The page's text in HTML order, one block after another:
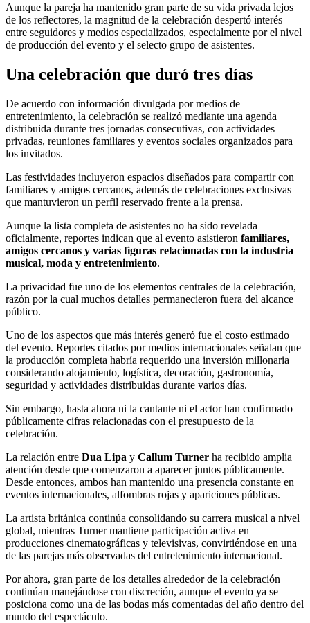
Aunque la pareja ha mantenido gran parte de su vida privada lejos
de los reflectores, la magnitud de la celebración despertó interés
entre seguidores y medios especializados, especialmente por el nivel
de producción del evento y el selecto grupo de asistentes.
Una celebración que duró tres días
De acuerdo con información divulgada por medios de
entretenimiento, la celebración se realizó mediante una agenda
distribuida durante tres jornadas consecutivas, con actividades
privadas, reuniones familiares y eventos sociales organizados para
los invitados.
Las festividades incluyeron espacios diseñados para compartir con
familiares y amigos cercanos, además de celebraciones exclusivas
que mantuvieron un perfil reservado frente a la prensa.
Aunque la lista completa de asistentes no ha sido revelada
oficialmente, reportes indican que al evento asistieron familiares,
amigos cercanos y varias figuras relacionadas con la industria
musical, moda y entretenimiento.
La privacidad fue uno de los elementos centrales de la celebración,
razón por la cual muchos detalles permanecieron fuera del alcance
público.
Uno de los aspectos que más interés generó fue el costo estimado
del evento. Reportes citados por medios internacionales señalan que
la producción completa habría requerido una inversión millonaria
considerando alojamiento, logística, decoración, gastronomía,
seguridad y actividades distribuidas durante varios días.
Sin embargo, hasta ahora ni la cantante ni el actor han confirmado
públicamente cifras relacionadas con el presupuesto de la
celebración.
La relación entre Dua Lipa y Callum Turner ha recibido amplia
atención desde que comenzaron a aparecer juntos públicamente.
Desde entonces, ambos han mantenido una presencia constante en
eventos internacionales, alfombras rojas y apariciones públicas.
La artista británica continúa consolidando su carrera musical a nivel
global, mientras Turner mantiene participación activa en
producciones cinematográficas y televisivas, convirtiéndose en una
de las parejas más observadas del entretenimiento internacional.
Por ahora, gran parte de los detalles alrededor de la celebración
continúan manejándose con discreción, aunque el evento ya se
posiciona como una de las bodas más comentadas del año dentro del
mundo del espectáculo.